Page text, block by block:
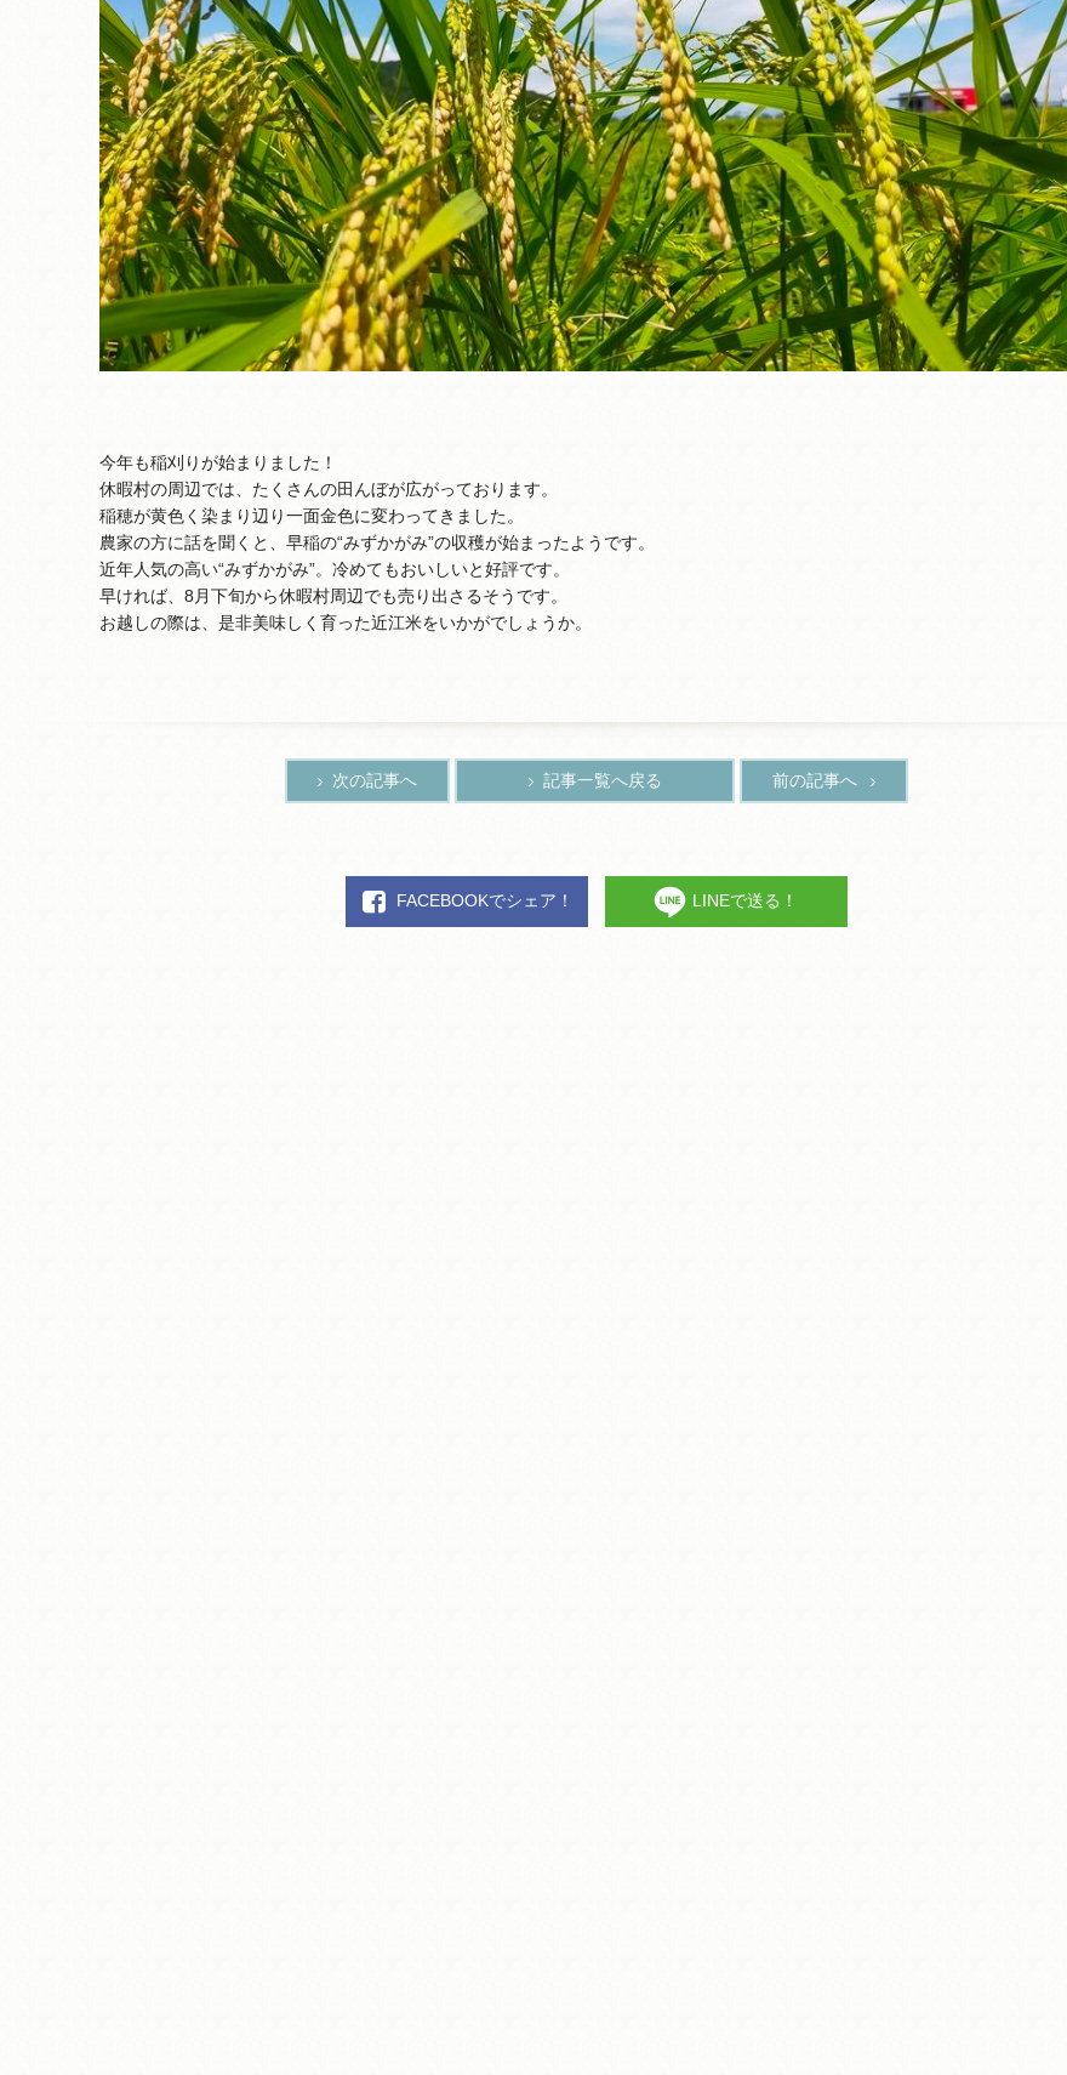
今年も稲刈りが始まりました！
休暇村の周辺では、たくさんの田んぼが広がっております。
稲穂が黄色く染まり辺り一面金色に変わってきました。
農家の方に話を聞くと、早稲の“みずかがみ”の収穫が始まったようです。
近年人気の高い“みずかがみ”。冷めてもおいしいと好評です。
早ければ、8月下旬から休暇村周辺でも売り出さるそうです。
お越しの際は、是非美味しく育った近江米をいかがでしょうか。
次の記事へ 記事一覧へ戻る 前の記事へ
FACEBOOKでシェア！ LINEで送る！